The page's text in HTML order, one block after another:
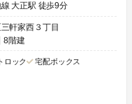
大正駅 徒歩9分
軒家西３丁目
8階建
ロック
宅配ボックス